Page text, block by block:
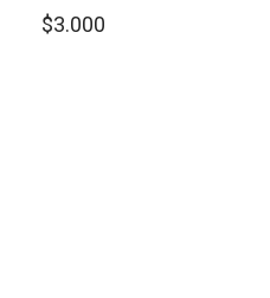
$3.000